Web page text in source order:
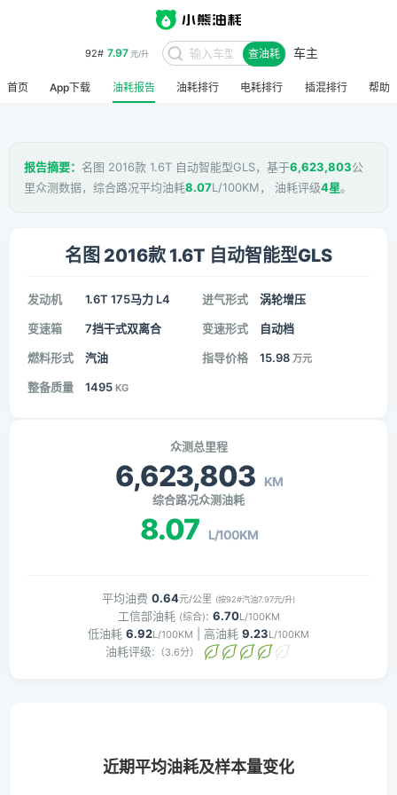
92# 7.97元/升 查油耗 车主
首页 App下载 油耗报告 油耗排行 电耗排行 插混排行 帮助
报告摘要： 名图 2016款 1.6T 自动智能型GLS，基于6,623,803公
里众测数据，综合路况平均油耗8.07L/100KM， 油耗评级4星。
名图 2016款 1.6T 自动智能型GLS
发动机 1.6T 175马力 L4 进气形式 涡轮增压
变速箱 7挡干式双离合 变速形式 自动档
燃料形式 汽油 指导价格 15.98 万元
整备质量 1495 KG
众测总里程
6,623,803 KM
综合路况众测油耗
8.07 L/100KM
平均油费 0.64元/公里 (按92#汽油7.97元/升)
工信部油耗 (综合): 6.70L/100KM
低油耗 6.92L/100KM | 高油耗 9.23L/100KM
油耗评级: （3.6分）